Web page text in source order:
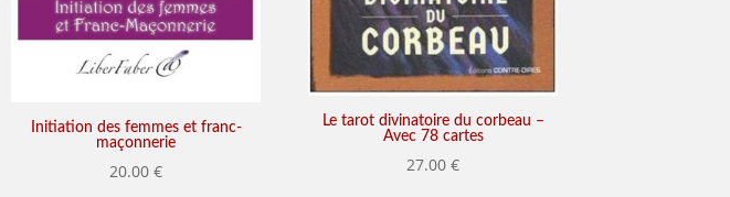
Initiation des femmes et franc-
maçonnerie
20.00€
Le tarot divinatoire du corbeau –
Avec 78 cartes
27.00€